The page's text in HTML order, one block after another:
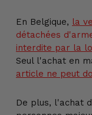
En Belgique, la
détachées
interdite par la
Seul l'achat en
article ne peut
De plus, l'achat